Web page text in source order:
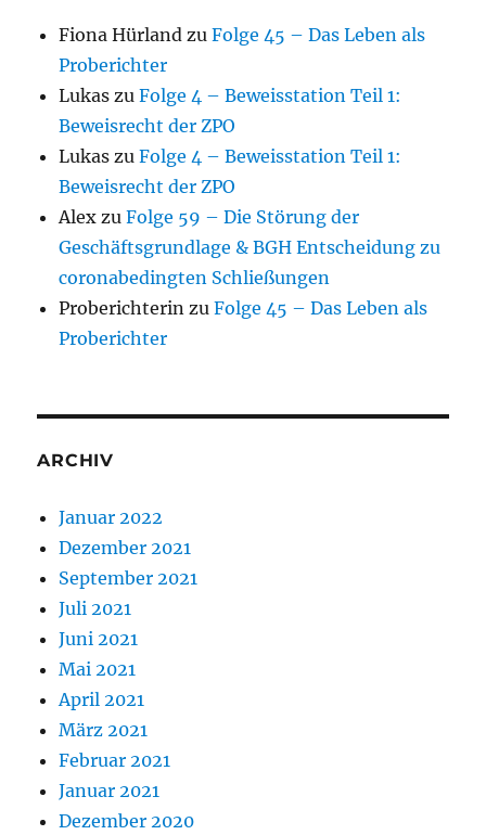
Fiona Hürland zuFolge 45 – Das Leben als
Proberichter
Lukas zuFolge 4 – Beweisstation Teil 1:
Beweisrecht der ZPO
Lukas zuFolge 4 – Beweisstation Teil 1:
Beweisrecht der ZPO
Alex zuFolge 59 – Die Störung der
Geschäftsgrundlage & BGH Entscheidung zu
coronabedingten Schließungen
Proberichterin zuFolge 45 – Das Leben als
Proberichter
ARCHIV
Januar 2022
Dezember 2021
September 2021
Juli 2021
Juni 2021
Mai 2021
April 2021
März 2021
Februar 2021
Januar 2021
Dezember 2020